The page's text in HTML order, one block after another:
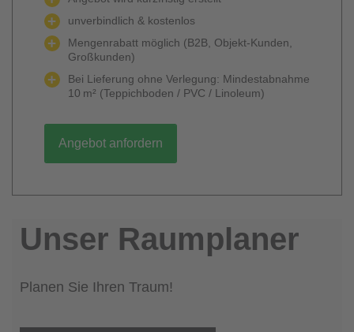
unverbindlich & kostenlos
Mengenrabatt möglich (B2B, Objekt-Kunden,
Großkunden)
Bei Lieferung ohne Verlegung: Mindestabnahme
10 m² (Teppichboden / PVC / Linoleum)
Angebot anfordern
Unser Raumplaner
Planen Sie Ihren Traum!